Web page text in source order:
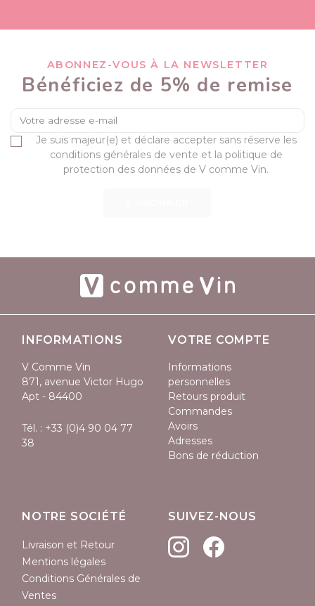
ABONNEZ-VOUS À LA NEWSLETTER
Bénéficiez de 5% de remise
Je suis majeur(e) et déclare accepter sans réserve les
conditions générales de vente et la politique de
protection des données de V comme Vin.
INFORMATIONS
V Comme Vin
871, avenue Victor Hugo
Apt - 84400
Tél. : +33 (0)4 90 04 77
38
VOTRE COMPTE
Informations
personnelles
Retours produit
Commandes
Avoirs
Adresses
Bons de réduction
NOTRE SOCIÉTÉ
Livraison et Retour
Mentions légales
Conditions Générales de
Ventes
SUIVEZ-NOUS